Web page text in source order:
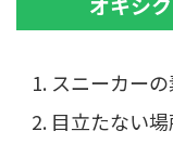
スニーカー
目立たない